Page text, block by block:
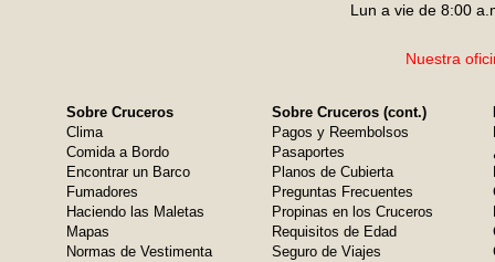
Lun a vie de 8:00
Nuestra
Sobre Cruceros
Clima
Comida a Bordo
Encontrar un Barco
Fumadores
Haciendo las Maletas
Mapas
Normas de Vestimenta
Sobre Cruceros (cont.)
Pagos y Reembolsos
Pasaportes
Planos de Cubierta
Preguntas Frecuentes
Propinas en los Cruceros
Requisitos de Edad
Seguro de Viajes